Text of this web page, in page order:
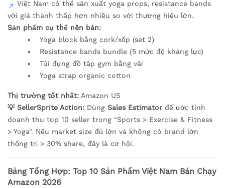
Việt Nam có thể sản xuất yoga props, resistance bands
với giá thành thấp hơn nhiều so với thương hiệu lớn.
Sản phẩm cụ thể nên bán:
Yoga block bằng cork/xốp (set 2)
Resistance bands bundle (5 mức độ kháng lực)
Túi đựng đồ tập gym bằng vải
Yoga strap organic cotton
Thị trường tốt nhất: Amazon US
💡 SellerSprite Action: Dùng Sales Estimator để ước tính
doanh thu top 10 seller trong "Sports > Exercise & Fitness
> Yoga". Nếu market size đủ lớn và không có brand lớn
thống trị > 30% share, đây là cơ hội.
Bảng Tổng Hợp: Top 10 Sản Phẩm Việt Nam Bán Chạy
Amazon 2026